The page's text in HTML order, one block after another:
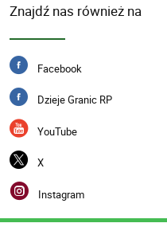
Znajdź nas również na
Facebook
Dzieje Granic RP
YouTube
X
Instagram